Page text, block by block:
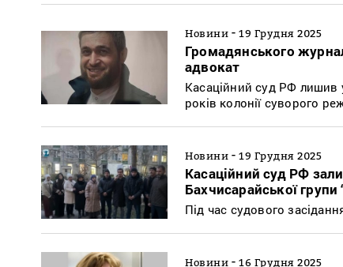
Новини - 19 Грудня 2025
Громадянського
адвокат
Касаційний суд РФ лишив
років колонії суворого
Новини - 19 Грудня 2025
Касаційний суд РФ
Бахчисарайської групи
Під час судового
Новини - 16 Грудня 2025